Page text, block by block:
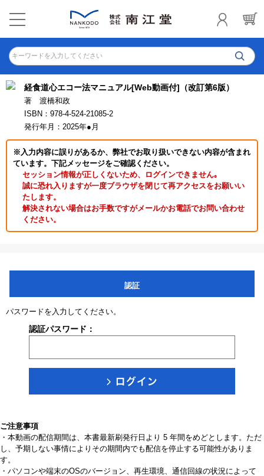
キーワードを入力してください
経食道心エコー法マニュアル[Web動画付]（改訂第6版）
著 渡橋和政
ISBN：978-4-524-21085-2
発行年月：2025年●月
※入力内容に誤りがあるか、弊社でお取り扱いできない内容が含まれ
ています。下記メッセージをご確認ください。
セッション情報が正しくないため、ログインできません｡
誠に恐れ入りますが一度ブラウザを閉じて再アクセスをお願いい
たします。
解決されない場合はお手数ですがメールかお電話でお問い合わせ
ください。
認証
パスワードを入力してください。
認証パスワード：
ご注意事項
・本動画の配信期間は、本書最新刷発行日より 5 年間をめどとします。ただ
し、予期しない事情によりその期間内でも配信を停止する可能性がありま
す。
・パソコンや端末のOSのバージョン、再生環境、通信回線の状況によって